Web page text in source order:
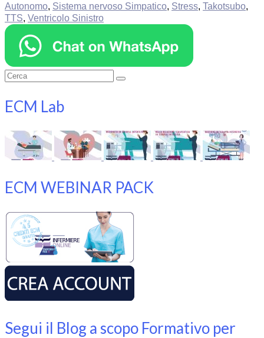
Autonomo, Sistema nervoso Simpatico, Stress, Takotsubo,
TTS, Ventricolo Sinistro
Cerca:
ECM Lab
ECM WEBINAR PACK
Segui il Blog a scopo Formativo per